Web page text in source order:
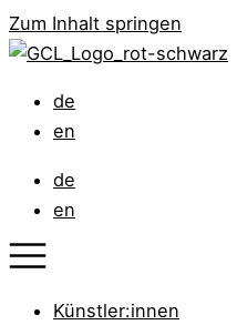
Zum Inhalt springen
de
en
de
en
Künstler:innen